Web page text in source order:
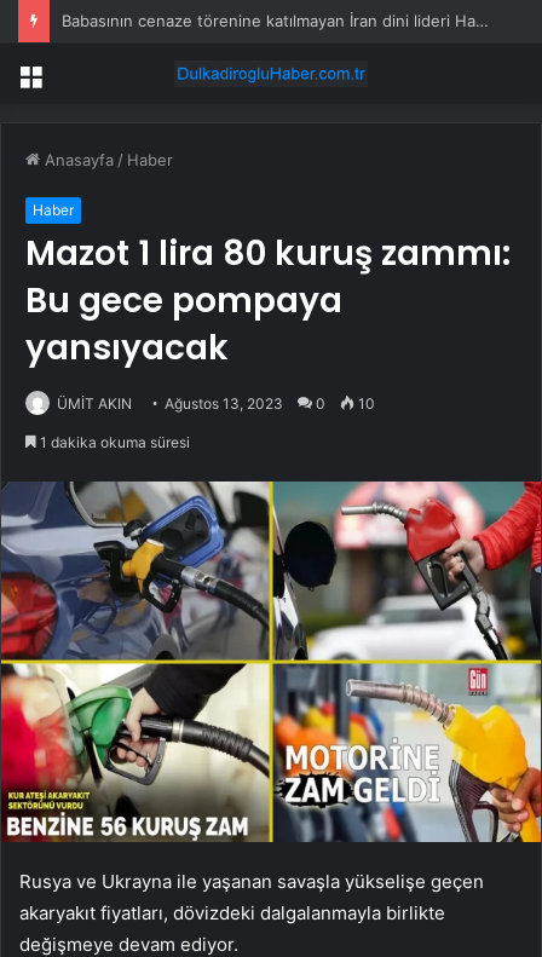
Babasının cenaze törenine katılmayan İran dini lideri Hamaney’den uzun zaman sonra açıklama
Menü
Anasayfa / Haber
Haber
Mazot 1 lira 80 kuruş zammı:
Bu gece pompaya
yansıyacak
ÜMİT AKIN Ağustos 13, 2023 0 10
1 dakika okuma süresi
Rusya ve Ukrayna ile yaşanan savaşla yükselişe geçen
akaryakıt fiyatları, dövizdeki dalgalanmayla birlikte
değişmeye devam ediyor.